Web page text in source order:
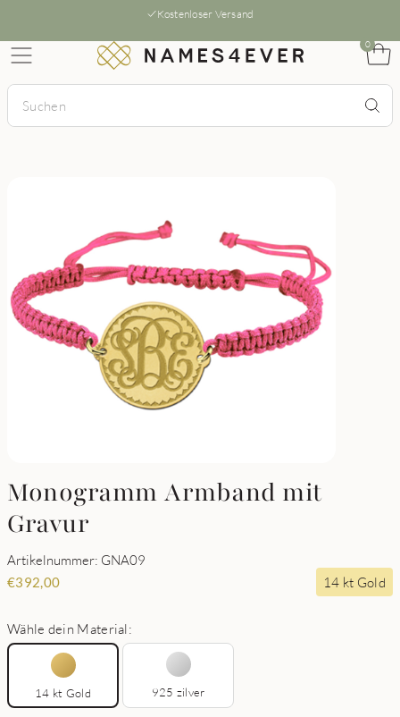
Kostenloser Versand
0
Monogramm Armband mit
Gravur
Artikelnummer: GNA09
€392,00 14 kt Gold
Wähle dein Material:
14 kt Gold 925 zilver